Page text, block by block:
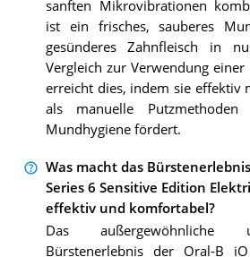
sanften Mikrovibrationen
ist ein frisches, sauberes
gesünderes Zahnfleisch in
Vergleich zur Verwendung einer
erreicht dies, indem sie effektiv
als manuelle
Mundhygiene fördert.
Was macht das
Series 6 Sensitive Edition
effektiv und komfortabel?
Das außergewöhnliche
Bürstenerlebnis der Oral-B